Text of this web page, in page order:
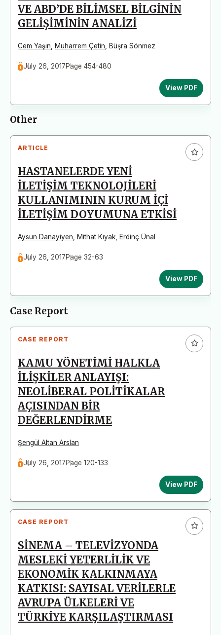
VE ABD’DE BİLİMSEL BİLGİNİN
GELİŞİMİNİN ANALİZİ
Cem Yaşın Muharrem Çetin Büşra Sönmez
July 26, 2017Page 454-480
View PDF
Other
ARTICLE
HASTANELERDE YENİ
İLETİŞİM TEKNOLOJİLERİ
KULLANIMININ KURUM İÇİ
İLETİŞİM DOYUMUNA ETKİSİ
Aysun Danayiyen Mithat Kıyak Erdinç Ünal
July 26, 2017Page 32-63
View PDF
Case Report
CASE REPORT
KAMU YÖNETİMİ HALKLA
İLİŞKİLER ANLAYIŞI:
NEOLİBERAL POLİTİKALAR
AÇISINDAN BİR
DEĞERLENDİRME
Şengül Altan Arslan
July 26, 2017Page 120-133
View PDF
CASE REPORT
SİNEMA – TELEVİZYONDA
MESLEKİ YETERLİLİK VE
EKONOMİK KALKINMAYA
KATKISI: SAYISAL VERİLERLE
AVRUPA ÜLKELERİ VE
TÜRKİYE KARŞILAŞTIRMASI